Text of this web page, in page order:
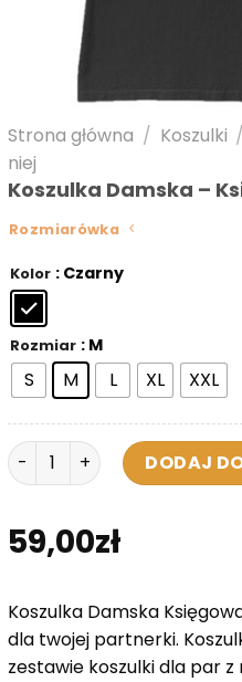
Strona główna / Koszulki /
niej
Koszulka Damska –
Rozmiarówka
Kolor : Czarny
Rozmiar : M
S M L XL XXL
ilość Koszulka Damska -
DODAJ
59,00zł
Koszulka Damska
dla twojej partnerki.
zestawie koszulki dla par